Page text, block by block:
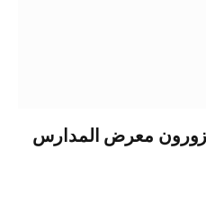
يزورون معرض المدارس